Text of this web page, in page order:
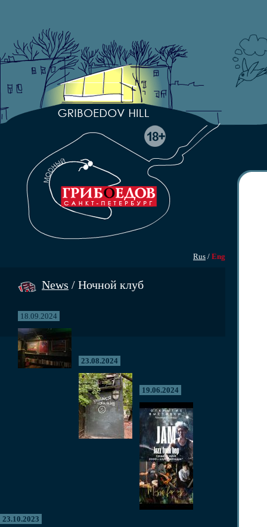
Rus / Eng
News / Ночной клуб
18.09.2024
23.08.2024
19.06.2024
23.10.2023